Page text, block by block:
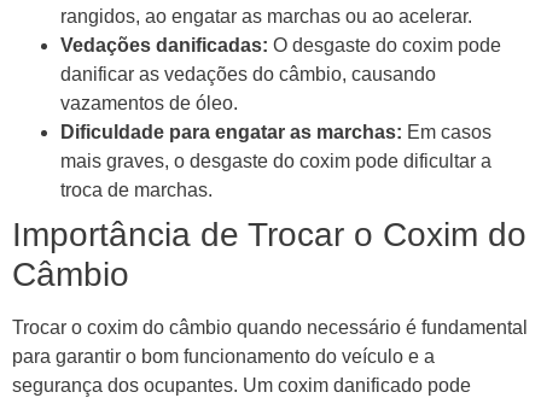
rangidos, ao engatar as marchas ou ao acelerar.
Vedações danificadas: O desgaste do coxim pode
danificar as vedações do câmbio, causando
vazamentos de óleo.
Dificuldade para engatar as marchas: Em casos
mais graves, o desgaste do coxim pode dificultar a
troca de marchas.
Importância de Trocar o Coxim do
Câmbio
Trocar o coxim do câmbio quando necessário é fundamental
para garantir o bom funcionamento do veículo e a
segurança dos ocupantes. Um coxim danificado pode